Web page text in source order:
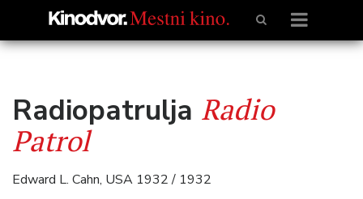
Radiopatrulja Radio
Patrol
Edward L. Cahn, USA 1932 / 1932